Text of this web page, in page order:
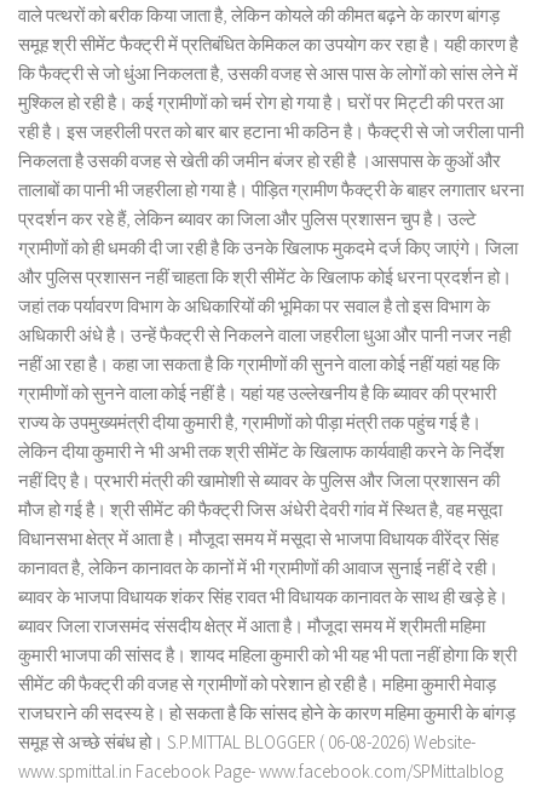
वाले पत्थरों को बरीक किया जाता है, लेकिन कोयले की कीमत बढ़ने के कारण बांगड़
समूह श्री सीमेंट फैक्ट्री में प्रतिबंधित केमिकल का उपयोग कर रहा है। यही कारण है
कि फैक्ट्री से जो धुंआ निकलता है, उसकी वजह से आस पास के लोगों को सांस लेने में
मुश्किल हो रही है। कई ग्रामीणों को चर्म रोग हो गया है। घरों पर मिट्टी की परत आ
रही है। इस जहरीली परत को बार बार हटाना भी कठिन है। फैक्ट्री से जो जरीला पानी
निकलता है उसकी वजह से खेती की जमीन बंजर हो रही है ।आसपास के कुओं और
तालाबों का पानी भी जहरीला हो गया है। पीड़ित ग्रामीण फैक्ट्री के बाहर लगातार धरना
प्रदर्शन कर रहे हैं, लेकिन ब्यावर का जिला और पुलिस प्रशासन चुप है। उल्टे
ग्रामीणों को ही धमकी दी जा रही है कि उनके खिलाफ मुकदमे दर्ज किए जाएंगे। जिला
और पुलिस प्रशासन नहीं चाहता कि श्री सीमेंट के खिलाफ कोई धरना प्रदर्शन हो।
जहां तक पर्यावरण विभाग के अधिकारियों की भूमिका पर सवाल है तो इस विभाग के
अधिकारी अंधे है। उन्हें फैक्ट्री से निकलने वाला जहरीला धुआ और पानी नजर नही
नहीं आ रहा है। कहा जा सकता है कि ग्रामीणों की सुनने वाला कोई नहीं यहां यह कि
ग्रामीणों को सुनने वाला कोई नहीं है। यहां यह उल्लेखनीय है कि ब्यावर की प्रभारी
राज्य के उपमुख्यमंत्री दीया कुमारी है, ग्रामीणों को पीड़ा मंत्री तक पहुंच गई है।
लेकिन दीया कुमारी ने भी अभी तक श्री सीमेंट के खिलाफ कार्यवाही करने के निर्देश
नहीं दिए है। प्रभारी मंत्री की खामोशी से ब्यावर के पुलिस और जिला प्रशासन की
मौज हो गई है। श्री सीमेंट की फैक्ट्री जिस अंधेरी देवरी गांव में स्थित है, वह मसूदा
विधानसभा क्षेत्र में आता है। मौजूदा समय में मसूदा से भाजपा विधायक वीरेंद्र सिंह
कानावत है, लेकिन कानावत के कानों में भी ग्रामीणों की आवाज सुनाई नहीं दे रही।
ब्यावर के भाजपा विधायक शंकर सिंह रावत भी विधायक कानावत के साथ ही खड़े हे।
ब्यावर जिला राजसमंद संसदीय क्षेत्र में आता है। मौजूदा समय में श्रीमती महिमा
कुमारी भाजपा की सांसद है। शायद महिला कुमारी को भी यह भी पता नहीं होगा कि श्री
सीमेंट की फैक्ट्री की वजह से ग्रामीणों को परेशान हो रही है। महिमा कुमारी मेवाड़
राजघराने की सदस्य हे। हो सकता है कि सांसद होने के कारण महिमा कुमारी के बांगड़
समूह से अच्छे संबंध हो। S.P.MITTAL BLOGGER ( 06-08-2026) Website-
www.spmittal.in Facebook Page- www.facebook.com/SPMittalblog